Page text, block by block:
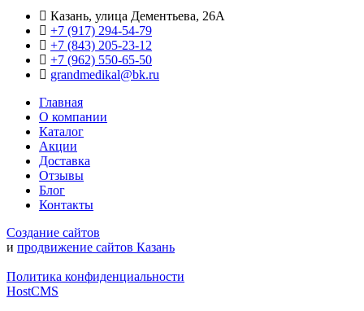
Казань, улица Дементьева, 26А
+7 (917) 294-54-79
+7 (843) 205-23-12
+7 (962) 550‑65‑50‬
grandmedikal@bk.ru
Главная
О компании
Каталог
Акции
Доставка
Отзывы
Блог
Контакты
Создание сайтов
и продвижение сайтов Казань
Политика конфиденциальности
HostCMS